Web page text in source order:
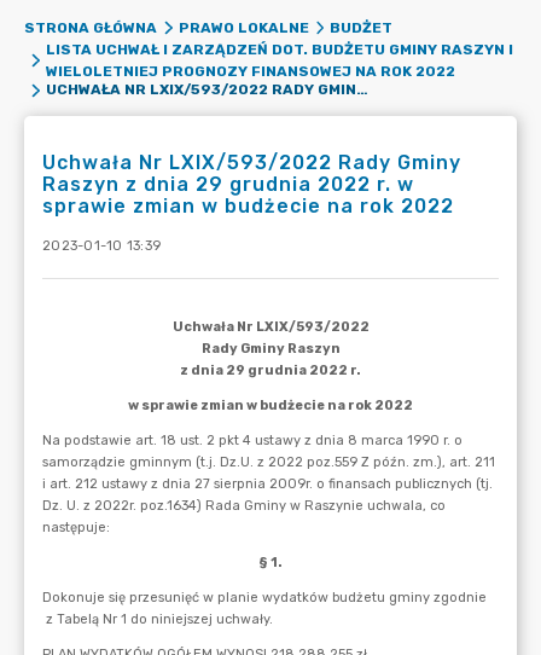
STRONA GŁÓWNA PRAWO LOKALNE
BUDŻET
LISTA UCHWAŁ I ZARZĄDZEŃ DOT. BUDŻETU GMINY RASZYN I
WIELOLETNIEJ PROGNOZY FINANSOWEJ NA ROK 2022
UCHWAŁA NR LXIX/593/2022 RADY GMINY RASZYN Z DNIA 29 GRUDNIA 2022 R. W SPRAWIE ZMIAN W BUDŻECIE NA ROK 2022
Uchwała Nr LXIX/593/2022 Rady Gminy
Raszyn z dnia 29 grudnia 2022 r. w
sprawie zmian w budżecie na rok 2022
2023-01-10 13:39